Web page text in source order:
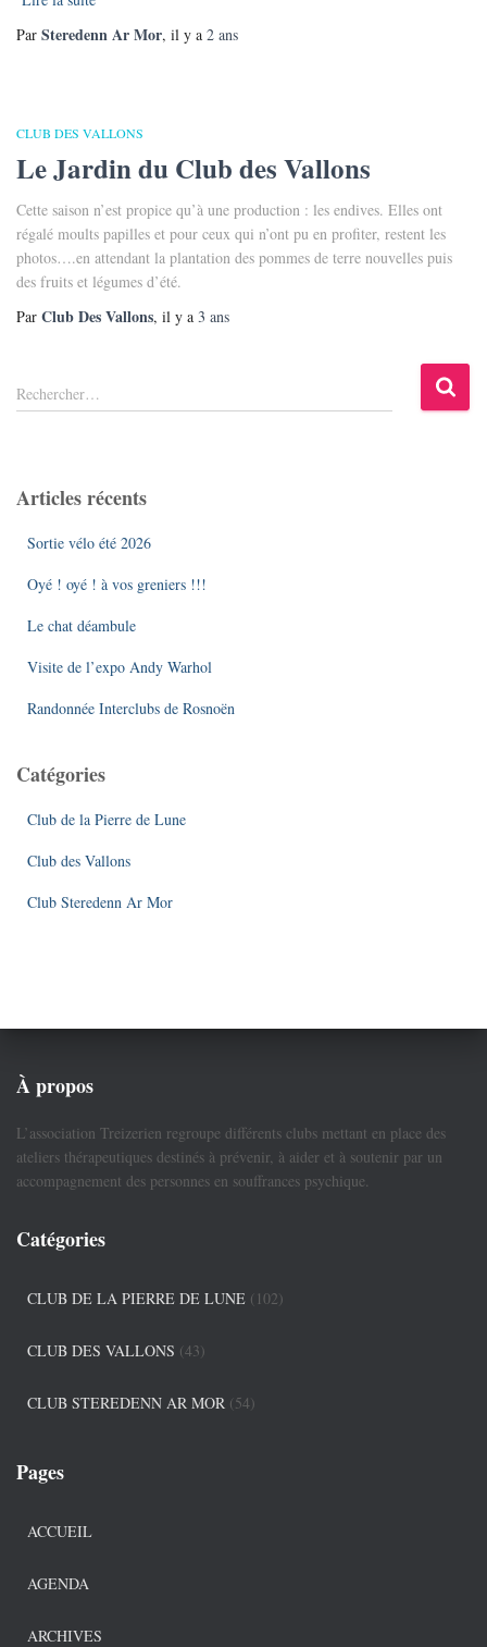
Par Steredenn Ar Mor, il y a 2 ans
CLUB DES VALLONS
Le Jardin du Club des Vallons
Cette saison n’est propice qu’à une production : les endives. Elles ont
régalé moults papilles et pour ceux qui n’ont pu en profiter, restent les
photos….en attendant la plantation des pommes de terre nouvelles puis
des fruits et légumes d’été.
Par Club Des Vallons, il y a 3 ans
R
e
r
Rechercher…
Articles récents
Sortie vélo été 2026
Oyé ! oyé ! à vos greniers !!!
Le chat déambule
Visite de l’expo Andy Warhol
Randonnée Interclubs de Rosnoën
Catégories
Club de la Pierre de Lune
Club des Vallons
Club Steredenn Ar Mor
À propos
L’association Treizerien regroupe différents clubs mettant en place des
ateliers thérapeutiques destinés à prévenir, à aider et à soutenir par un
accompagnement des personnes en souffrances psychique.
Catégories
CLUB DE LA PIERRE DE LUNE (102)
CLUB DES VALLONS (43)
CLUB STEREDENN AR MOR (54)
Pages
ACCUEIL
AGENDA
ARCHIVES